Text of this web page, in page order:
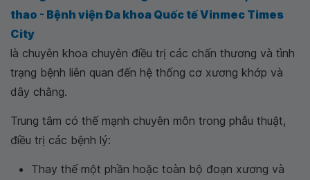
thao - Bệnh viện Đa khoa Quốc tế Vinmec Times
City
là chuyên khoa chuyên điều trị các chấn thương và tình
trạng bệnh liên quan đến hệ thống cơ xương khớp và
dây chằng.
Trung tâm có thế mạnh chuyên môn trong phẫu thuật,
điều trị các bệnh lý:
Thay thế một phần hoặc toàn bộ đoạn xương và